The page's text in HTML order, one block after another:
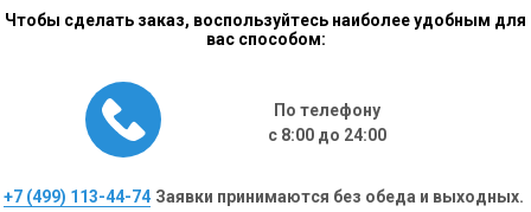
Чтобы сделать заказ, воспользуйтесь наиболее удобным для
вас способом:
По телефону
с 8:00 до 24:00
+7 (499) 113-44-74 Заявки принимаются без обеда и выходных.